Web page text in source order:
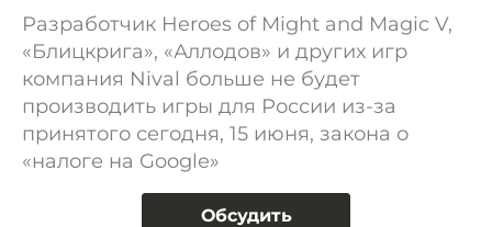
Разработчик Heroes of Might and Magic V,
«Блицкрига», «Аллодов» и других игр
компания Nival больше не будет
производить игры для России из-за
принятого сегодня, 15 июня, закона о
«налоге на Google»
Обсудить